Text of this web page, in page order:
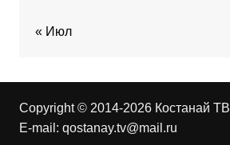
« Июл
Copyright © 2014-2026 Костанай ТВ
E-mail: qostanay.tv@mail.ru